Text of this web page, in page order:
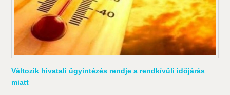
Változik hivatali ügyintézés rendje a rendkívüli időjárás
miatt